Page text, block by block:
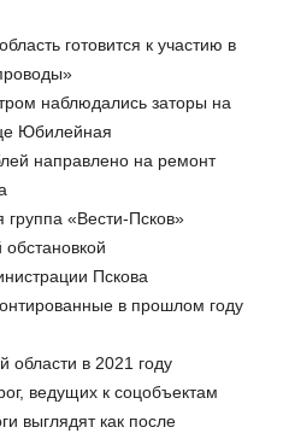
готовится к участию в
наблюдались заторы на
Юбилейная
направлено на ремонт
«Вести-Псков»
Пскова
в прошлом году
области в 2021 году
ведущих к соцобъектам
выглядят как после